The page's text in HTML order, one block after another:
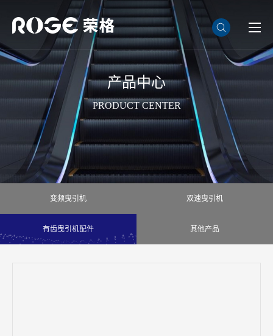
产品中心
PRODUCT CENTER
变频曳引机 双速曳引机
有齿曳引机配件 其他产品